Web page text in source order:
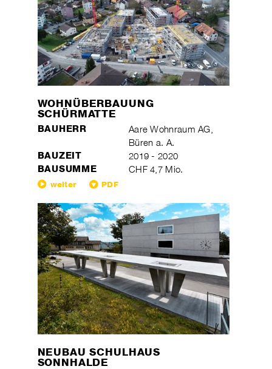
WOHNÜBERBAUUNG
SCHÜRMATTE
BAUHERR
Aare Wohnraum AG,
Büren a. A.
BAUZEIT 2019 - 2020
BAUSUMME CHF 4,7 Mio.
weiter PDF
NEUBAU SCHULHAUS
SONNHALDE